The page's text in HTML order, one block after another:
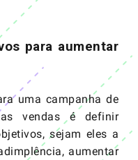
para aumentar
uma campanha de
vendas é definir
sejam eles a
aumentar